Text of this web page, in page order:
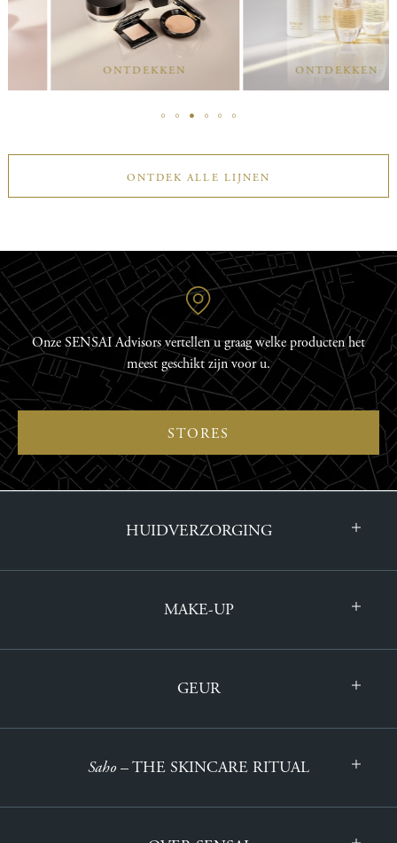
ONTDEKKEN ONTDEKKEN
ONTDEK ALLE LIJNEN
Onze SENSAI Advisors vertellen u graag welke producten het
meest geschikt zijn voor u.
STORES
HUIDVERZORGING
MAKE-UP
GEUR
Saho – THE SKINCARE RITUAL